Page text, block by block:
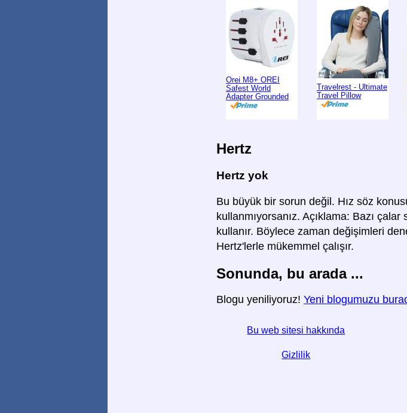
Orei M8+ OREI
Safest World
Adapter Grounded
Travelrest - Ultimate
Travel Pillow
Hertz
Hertz yok
Bu büyük bir sorun değil. Hız söz
kullanmıyorsanız. Açıklama: Bazı
kullanır. Böylece zaman değişimleri
Hertz'lerle mükemmel çalışır.
Sonunda, bu arada ...
Blogu yeniliyoruz! Yeni blogumuzu
Bu web sitesi hakkında
Gizlilik